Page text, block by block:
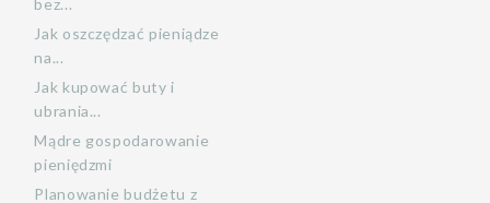
Jak oszczędzać pieniądze
na...
Jak kupować buty i
ubrania...
Mądre gospodarowanie
pieniędzmi
Planowanie budżetu z